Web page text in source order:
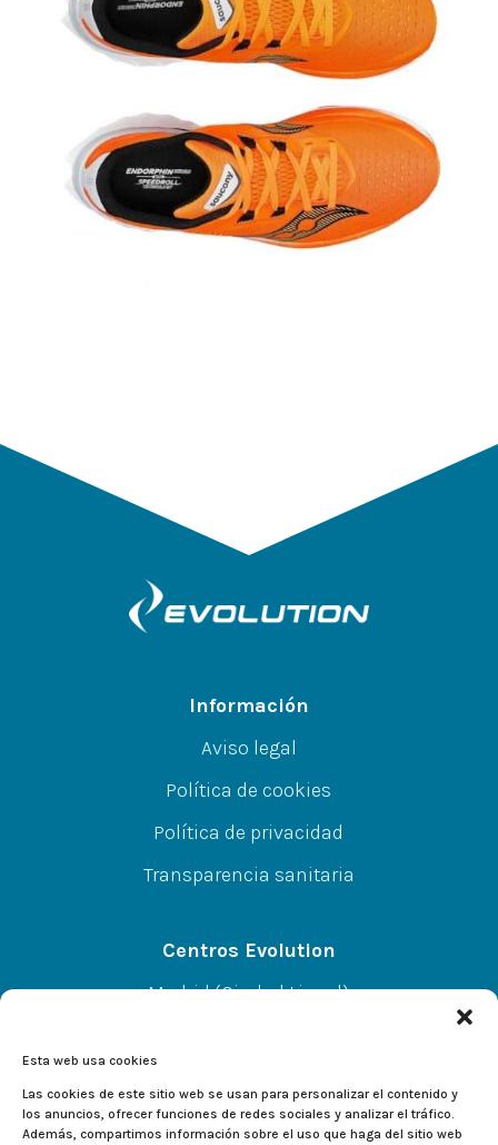
Esta web usa cookies
Las cookies de este sitio web se usan para personalizar el contenido y
los anuncios, ofrecer funciones de redes sociales y analizar el tráfico.
Además, compartimos información sobre el uso que haga del sitio web
Información
Aviso legal
Política de cookies
Política de privacidad
Transparencia sanitaria
Centros Evolution
Madrid (Ciudad Lineal)
Alcalá de Henares